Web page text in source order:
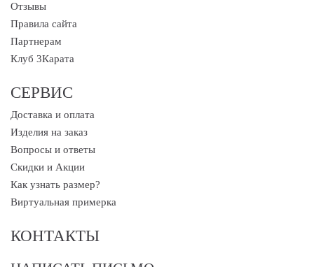
Отзывы
Правила сайта
Партнерам
Клуб 3Карата
СЕРВИС
Доставка и оплата
Изделия на заказ
Вопросы и ответы
Скидки и Акции
Как узнать размер?
Виртуальная примерка
КОНТАКТЫ